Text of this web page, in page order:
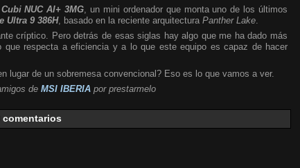
NUC AI+ 3MG , un mini ordenador que monta uno de los últimos
Ultra 9 386H, basado en la reciente arquitectura Panther Lake
críptico. Pero detrás de esas siglas hay algo que me ha dado más
respecta a eficiencia y a lo que este equipo es capaz de hacer
lugar de un sobremesa convencional? Eso es lo que vamos a ver.
de MSI IBERIA por prestarmelo
comentarios